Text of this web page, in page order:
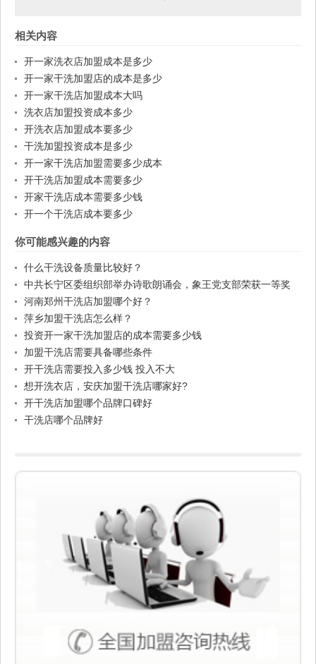
相关内容
开一家洗衣店加盟成本是多少
开一家干洗加盟店的成本是多少
开一家干洗店加盟成本大吗
洗衣店加盟投资成本多少
开洗衣店加盟成本要多少
干洗加盟投资成本是多少
开一家干洗店加盟需要多少成本
开干洗店加盟成本需要多少
开家干洗店成本需要多少钱
开一个干洗店成本要多少
你可能感兴趣的内容
什么干洗设备质量比较好？
中共长宁区委组织部举办诗歌朗诵会，象王党支部荣获一等奖
河南郑州干洗店加盟哪个好？
萍乡加盟干洗店怎么样？
投资开一家干洗加盟店的成本需要多少钱
加盟干洗店需要具备哪些条件
开干洗店需要投入多少钱 投入不大
想开洗衣店，安庆加盟干洗店哪家好?
开干洗店加盟哪个品牌口碑好
干洗店哪个品牌好